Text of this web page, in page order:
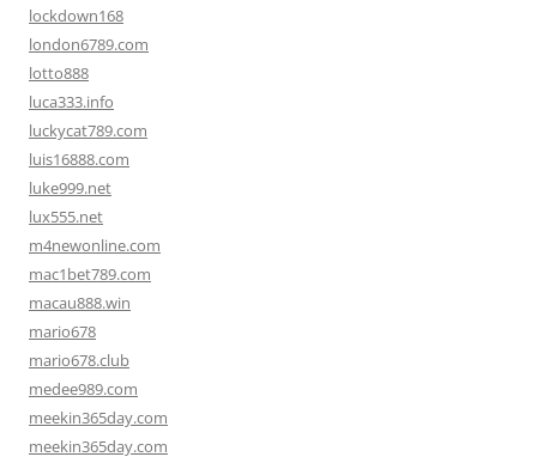
lockdown168
london6789.com
lotto888
luca333.info
luckycat789.com
luis16888.com
luke999.net
lux555.net
m4newonline.com
mac1bet789.com
macau888.win
mario678
mario678.club
medee989.com
meekin365day.com
meekin365day.com